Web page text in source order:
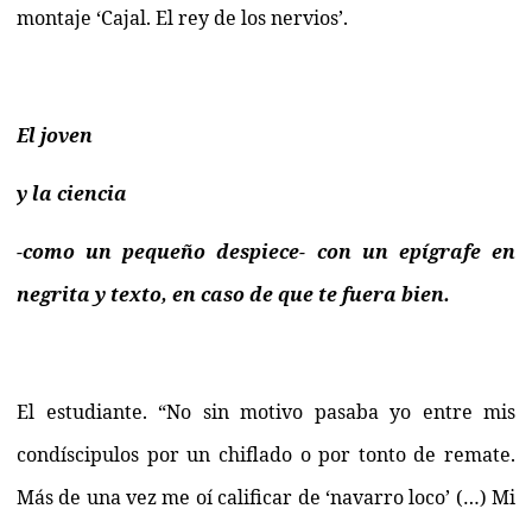
montaje ‘Cajal. El rey de los nervios’.
El joven
y la ciencia
-como un pequeño despiece- con un epígrafe en
negrita y texto, en caso de que te fuera bien.
El estudiante. “No sin motivo pasaba yo entre mis
condíscipulos por un chiflado o por tonto de remate.
Más de una vez me oí calificar de ‘navarro loco’ (…) Mi